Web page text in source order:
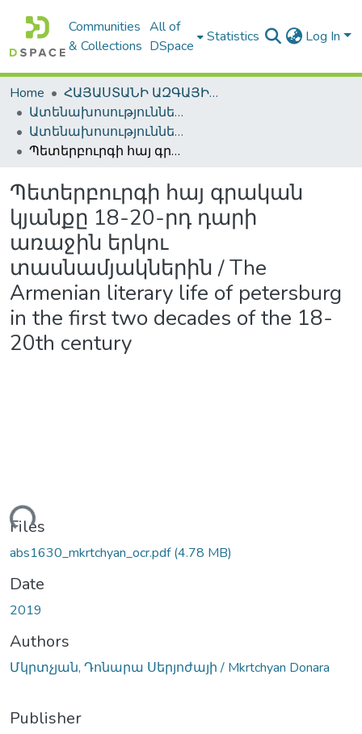
Communities
& Collections
All of
DSpace
Statistics Log In
Home
ՀԱՅԱՍՏԱՆԻ ԱԶԳԱՅԻՆ ԳՐԱԴԱՐԱՆԻ ԹՎԱՅԻՆ ՊԱՀՈՑ / DIGITAL REPOSITORY OF NLA
Ատենախոսություններ և սեղմագրեր / Theses & Abstracts
Ատենախոսություններ և սեղմագրեր / Theses & Abstracts
Պետերբուրգի հայ գրական կյանքը 18-20-րդ դարի առաջին երկու տասնամյակներին / The Armenian literary life of petersburg in the first two decades of the 18-20th century
Պետերբուրգի հայ գրական
կյանքը 18-20-րդ դարի
առաջին երկու
տասնամյակներին / The
Armenian literary life of petersburg
in the first two decades of the 18-
20th century
Files
abs1630_mkrtchyan_ocr.pdf(4.78 MB)
Date
2019
Authors
Մկրտչյան, Դոնարա Սերյոժայի / Mkrtchyan Donara
Publisher